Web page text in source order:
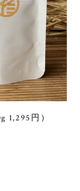
1,295円）